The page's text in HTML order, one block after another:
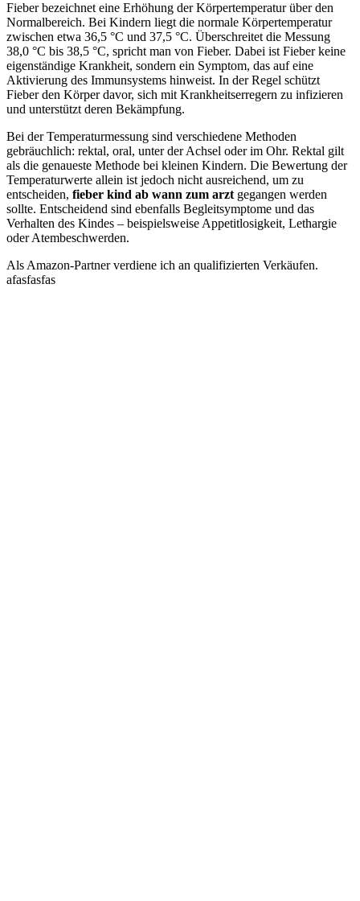
Fieber bezeichnet eine Erhöhung der Körpertemperatur über den
Normalbereich. Bei Kindern liegt die normale Körpertemperatur
zwischen etwa 36,5 °C und 37,5 °C. Überschreitet die Messung
38,0 °C bis 38,5 °C, spricht man von Fieber. Dabei ist Fieber keine
eigenständige Krankheit, sondern ein Symptom, das auf eine
Aktivierung des Immunsystems hinweist. In der Regel schützt
Fieber den Körper davor, sich mit Krankheitserregern zu infizieren
und unterstützt deren Bekämpfung.
Bei der Temperaturmessung sind verschiedene Methoden
gebräuchlich: rektal, oral, unter der Achsel oder im Ohr. Rektal gilt
als die genaueste Methode bei kleinen Kindern. Die Bewertung der
Temperaturwerte allein ist jedoch nicht ausreichend, um zu
entscheiden, fieber kind ab wann zum arzt gegangen werden
sollte. Entscheidend sind ebenfalls Begleitsymptome und das
Verhalten des Kindes – beispielsweise Appetitlosigkeit, Lethargie
oder Atembeschwerden.
Als Amazon-Partner verdiene ich an qualifizierten Verkäufen.
afasfasfas